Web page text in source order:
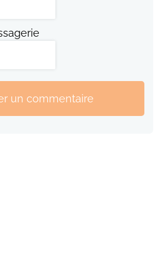
un commentaire